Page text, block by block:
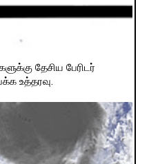
தேசிய பேரிடர்
உத்தரவு.